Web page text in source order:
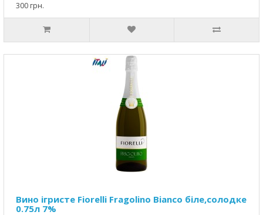
300 грн.
Вино ігристе Fiorelli Fragolino Bianco біле,солодке
0.75л 7%